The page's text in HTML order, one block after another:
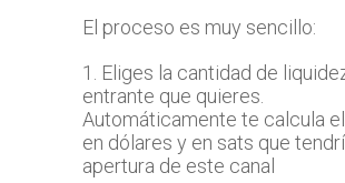
El proceso es muy sencillo:
Eliges la cantidad de
entrante que quieres.
Automáticamente te calcula
en dólares y en sats que
apertura de este canal